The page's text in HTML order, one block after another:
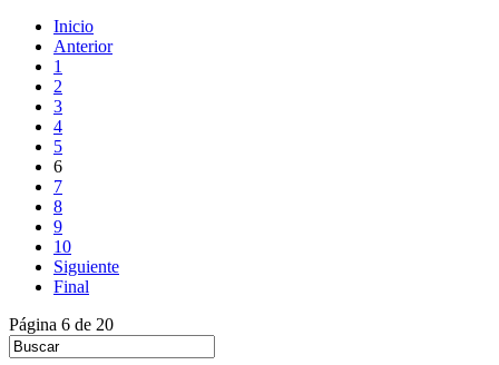
Inicio
Anterior
1
2
3
4
5
6
7
8
9
10
Siguiente
Final
Página 6 de 20